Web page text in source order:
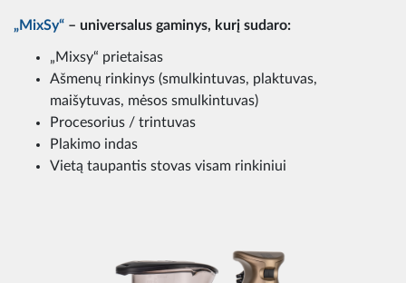
„MixSy“ – universalus gaminys, kurį sudaro:
„Mixsy“ prietaisas
Ašmenų rinkinys (smulkintuvas, plaktuvas,
maišytuvas, mėsos smulkintuvas)
Procesorius / trintuvas
Plakimo indas
Vietą taupantis stovas visam rinkiniui